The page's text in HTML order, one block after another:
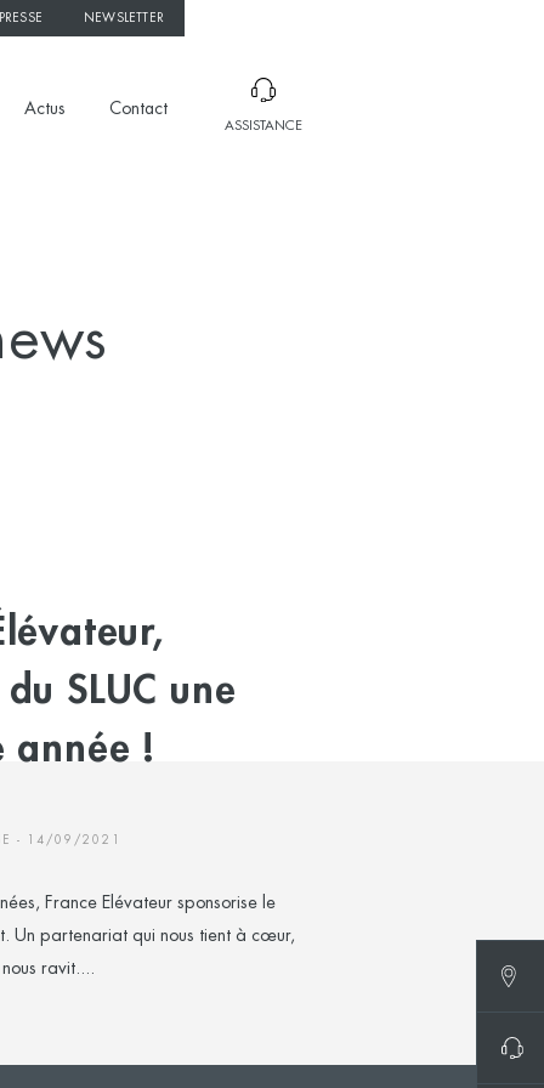
PRESSE NEWSLETTER
Actus Contact
ASSISTANCE
SLUC une
année !
- 14/09/2021
France Elévateur sponsorise le
Un partenariat qui nous tient à cœur,
ravit....